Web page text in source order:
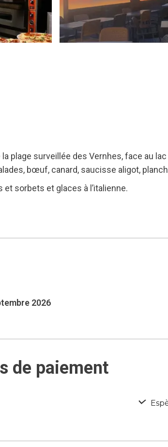
plage surveillée des Vernhes, face au
bœuf, canard, saucisse aligot,
sorbets et glaces à l’italienne.
2026
de paiement